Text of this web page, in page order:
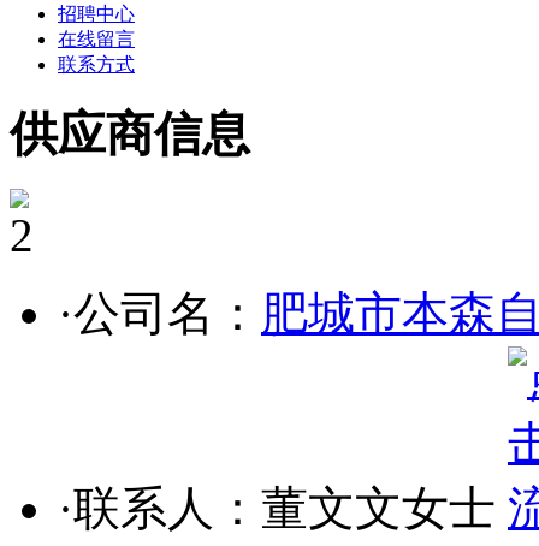
招聘中心
在线留言
联系方式
供应商信息
2
·公司名： 肥城市本森
·联系人：董文文女士